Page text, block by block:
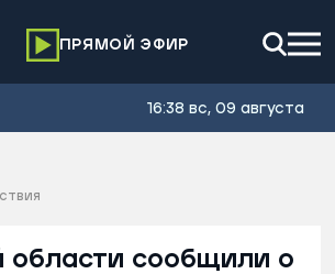
ПРЯМОЙ ЭФИР
16:38 вс, 09 августа
области сообщили о